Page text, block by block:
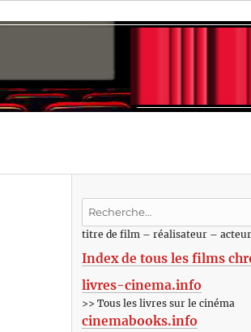
Recherche
:titre de film – réalisateur – acteur
Index de tous les films
livres-cinema.info
>> Tous les livres sur le cinéma
cinemabooks.info